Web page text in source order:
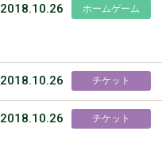
2018.10.26 ホームゲーム
2018.10.26 チケット
2018.10.26 チケット